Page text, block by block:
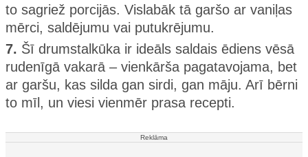
to sagriež porcijās. Vislabāk tā garšo ar vaniļas
mērci, saldējumu vai putukrējumu.
7. Šī drumstalkūka ir ideāls saldais ēdiens vēsā
rudenīgā vakarā – vienkārša pagatavojama, bet
ar garšu, kas silda gan sirdi, gan māju. Arī bērni
to mīl, un viesi vienmēr prasa recepti.
Reklāma